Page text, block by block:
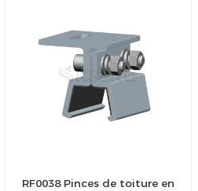
RF0038 Pinces de toiture en